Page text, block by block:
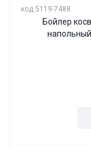
код 5119-7488
Бойлер